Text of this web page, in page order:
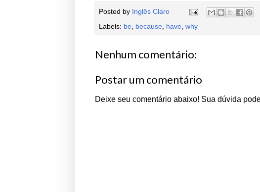
Posted by Inglês Claro
Labels: be because have why
Nenhum comentário:
Postar um comentário
Deixe seu comentário abaixo! Sua dúvida